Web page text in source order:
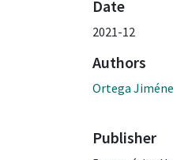
Date
2021-12
Authors
Ortega
Publisher